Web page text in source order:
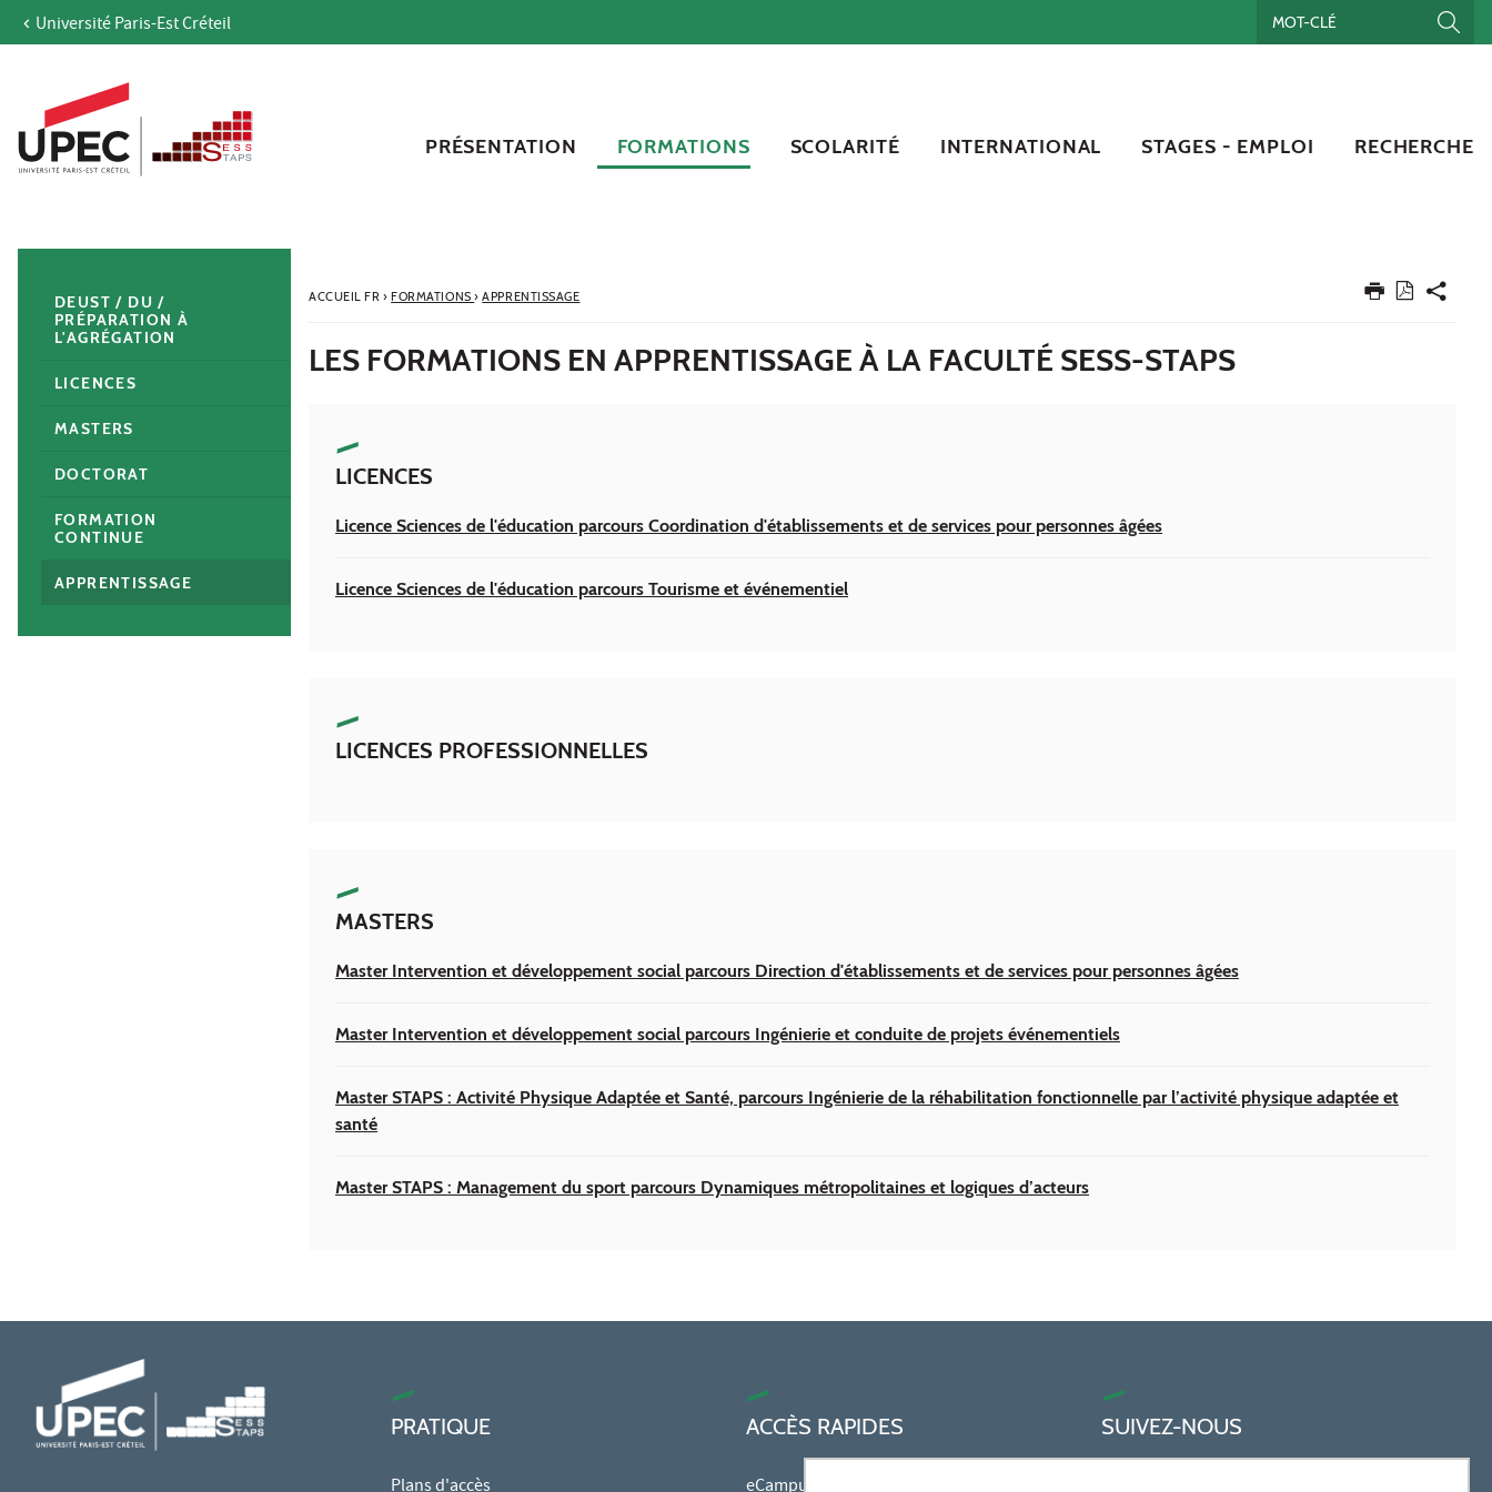
Aller au contenu
Accès directs
Recherche
Navigation secondaire
Université Paris-Est Créteil
PRÉSENTATION FORMATIONS SCOLARITÉ INTERNATIONAL STAGES - EMPLOI RECHERCHE
ACCUEIL FR› FORMATIONS› APPRENTISSAGE
LES FORMATIONS EN APPRENTISSAGE À LA FACULTÉ SESS-STAPS
LICENCES
Licence Sciences de l'éducation parcours Coordination d'établissements et de services pour personnes âgées
Licence Sciences de l'éducation parcours Tourisme et événementiel
LICENCES PROFESSIONNELLES
MASTERS
Master Intervention et développement social parcours Direction d'établissements et de services pour personnes âgées
Master Intervention et développement social parcours Ingénierie et conduite de projets événementiels
Master STAPS : Activité Physique Adaptée et Santé, parcours Ingénierie de la réhabilitation fonctionnelle par l’activité physique adaptée et
santé
Master STAPS : Management du sport parcours Dynamiques métropolitaines et logiques d’acteurs
DEUST / DU /
PRÉPARATION À
L'AGRÉGATION
LICENCES
MASTERS
DOCTORAT
FORMATION
CONTINUE
APPRENTISSAGE
PRATIQUE ACCÈS RAPIDES SUIVEZ-NOUS